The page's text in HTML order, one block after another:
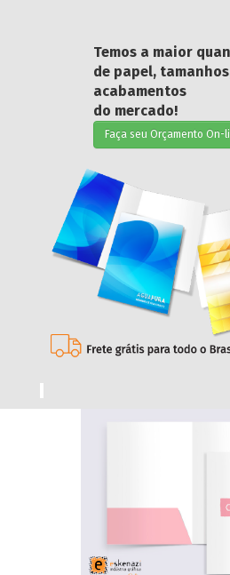
Temos a maior
de papel,
acabamentos
do mercado!
Faça seu Orçamento On-